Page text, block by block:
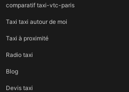
comparatif taxi-vtc-paris
Taxi taxi autour de moi
Taxi à proximité
Radio taxi
Blog
Devis taxi